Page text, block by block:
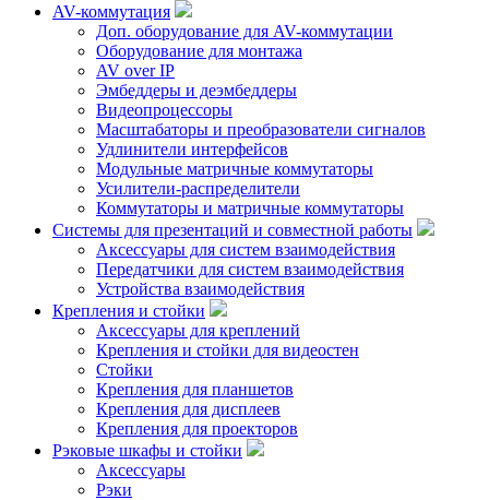
AV-коммутация
Доп. оборудование для AV-коммутации
Оборудование для монтажа
AV over IP
Эмбеддеры и деэмбеддеры
Видеопроцессоры
Масштабаторы и преобразователи сигналов
Удлинители интерфейсов
Модульные матричные коммутаторы
Усилители-распределители
Коммутаторы и матричные коммутаторы
Системы для презентаций и совместной работы
Аксессуары для систем взаимодействия
Передатчики для систем взаимодействия
Устройства взаимодействия
Крепления и стойки
Аксессуары для креплений
Крепления и стойки для видеостен
Стойки
Крепления для планшетов
Крепления для дисплеев
Крепления для проекторов
Рэковые шкафы и стойки
Аксессуары
Рэки